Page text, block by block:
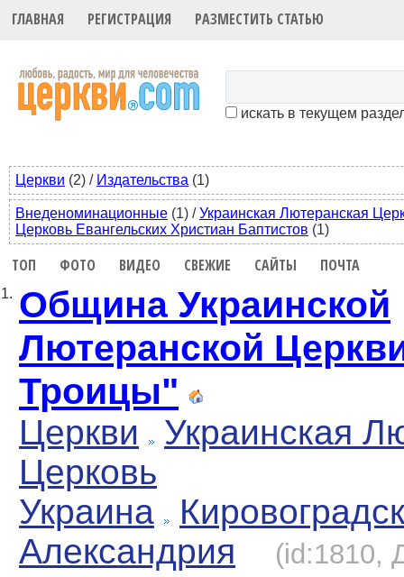
ГЛАВНАЯ РЕГИСТРАЦИЯ РАЗМЕСТИТЬ СТАТЬЮ
искать в текущем
Церкви (2) / Издательства (1)
Внеденоминационные (1) /Украинская Лютеранская
Церковь Евангельских Христиан Баптистов (1)
ТОП ФОТО ВИДЕО СВЕЖИЕ САЙТЫ ПОЧТА
1. Община Украинской
Лютеранской
Троицы"
Церкви
Украинская
Церковь
Украина
Александрия
(id:1810,